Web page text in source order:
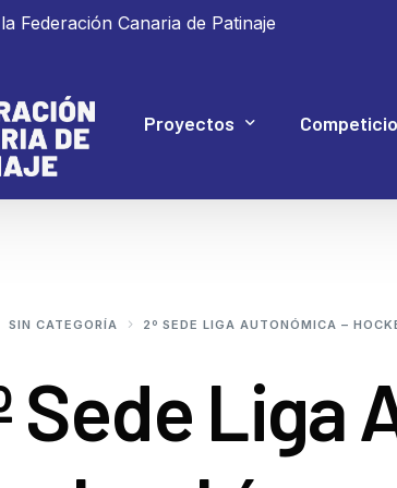
Federación Canaria de Patinaje
Proyectos
SIN CATEGORÍA 2º SEDE LIGA AUTONÓMICA –
Sede Liga